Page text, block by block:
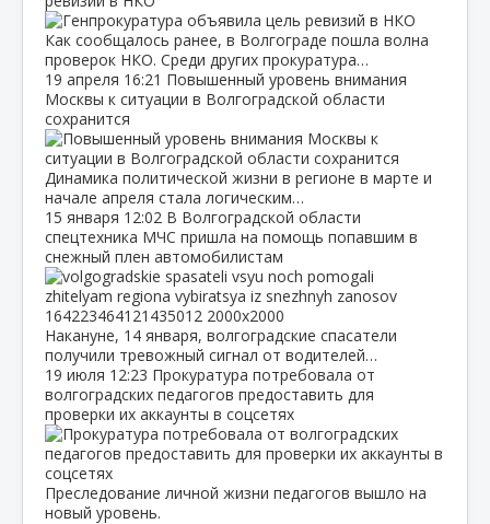
Как сообщалось ранее, в Волгограде пошла волна
проверок НКО. Среди других прокуратура…
19 апреля 16:21 Повышенный уровень внимания
Москвы к ситуации в Волгоградской области
сохранится
Динамика политической жизни в регионе в марте и
начале апреля стала логическим…
15 января 12:02 В Волгоградской области
спецтехника МЧС пришла на помощь попавшим в
снежный плен автомобилистам
Накануне, 14 января, волгоградские спасатели
получили тревожный сигнал от водителей…
19 июля 12:23 Прокуратура потребовала от
волгоградских педагогов предоставить для
проверки их аккаунты в соцсетях
Преследование личной жизни педагогов вышло на
новый уровень.